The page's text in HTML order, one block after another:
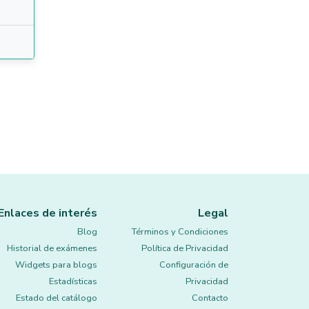
de interés
Blog
Historial de exámenes
Widgets para blogs
Estadísticas
Estado del catálogo
Legal
Términos y Condiciones
Política de Privacidad
Configuración de
Privacidad
Contacto